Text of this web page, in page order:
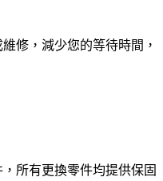
修，減少您的等待時間，
所有更換零件均提供保固